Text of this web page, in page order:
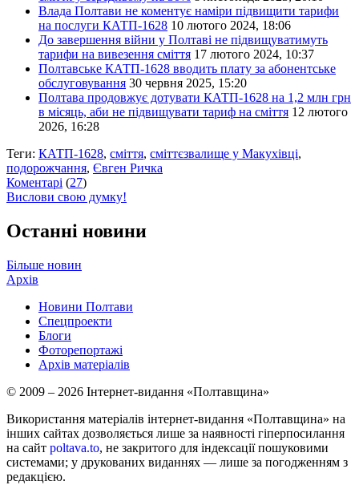
Влада Полтави не коментує наміри підвищити тарифи
на послуги КАТП-1628 10 лютого 2024, 18:06
До завершення війни у Полтаві не підвищуватимуть
тарифи на вивезення сміття 17 лютого 2024, 10:37
Полтавське КАТП-1628 вводить плату за абонентське
обслуговування 30 червня 2025, 15:20
Полтава продовжує дотувати КАТП-1628 на 1,2 млн грн
в місяць, аби не підвищувати тариф на сміття 12 лютого
2026, 16:28
Теги: КАТП-1628, сміття, сміттєзвалище у Макухівці,
подорожчання, Євген Ричка
Коментарі (27)
Вислови свою думку!
Останні новини
Більше новин
Архів
Новини Полтави
Спецпроекти
Блоги
Фоторепортажі
Архів матеріалів
© 2009 – 2026 Інтернет-видання «Полтавщина»
Використання матеріалів інтернет-видання «Полтавщина» на
інших сайтах дозволяється лише за наявності гіперпосилання
на сайт poltava.to, не закритого для індексації пошуковими
системами; у друкованих виданнях — лише за погодженням з
редакцією.